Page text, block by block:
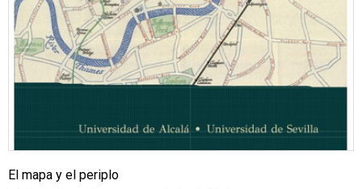
El mapa y el periplo